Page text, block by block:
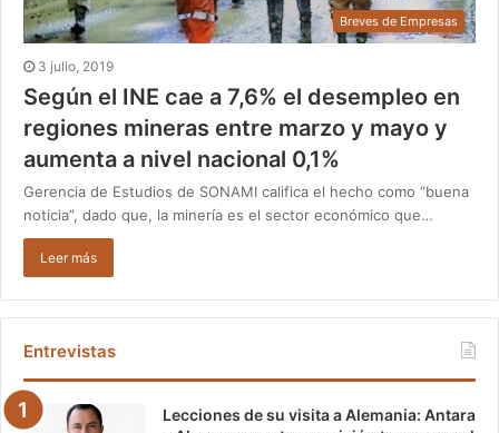
Breves de Empresas
3 julio, 2019
Según el INE cae a 7,6% el desempleo en
regiones mineras entre marzo y mayo y
aumenta a nivel nacional 0,1%
Gerencia de Estudios de SONAMI califica el hecho como “buena
noticia”, dado que, la minería es el sector económico que…
Leer más
Entrevistas
Lecciones de su visita a Alemania: Antara